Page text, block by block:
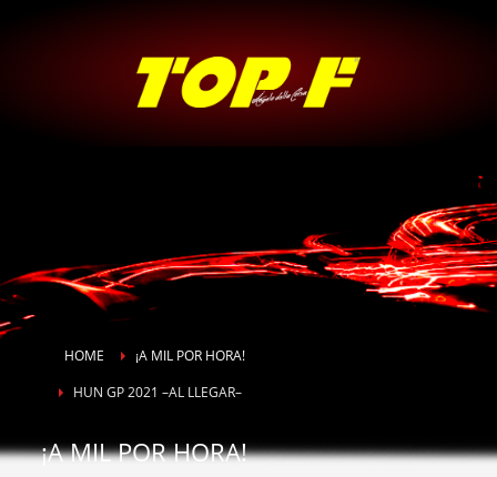
HOME
¡A MIL POR HORA!
HUN GP 2021 –AL LLEGAR–
¡A MIL POR HORA!